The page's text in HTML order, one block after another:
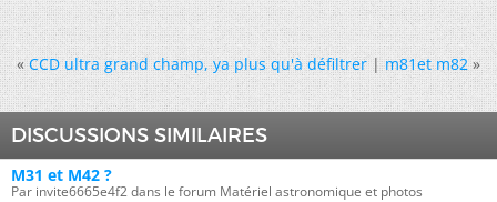
« CCD ultra grand champ, ya plus qu'à défiltrer|m81et m82 »
DISCUSSIONS SIMILAIRES
M31 et M42 ?
Par invite6665e4f2 dans le forum Matériel astronomique et photos